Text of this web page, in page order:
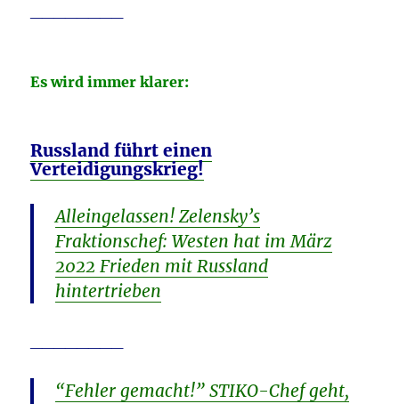
Es wird immer klarer:
Russland führt einen
Verteidigungskrieg!
Alleingelassen! Zelensky’s
Fraktionschef: Westen hat im März
2022 Frieden mit Russland
hintertrieben
“Fehler gemacht!” STIKO-Chef geht,